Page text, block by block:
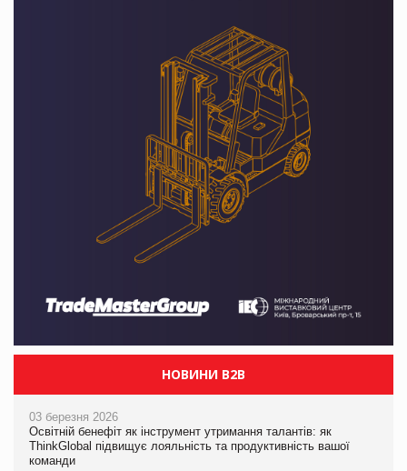
НОВИНИ B2B
03 березня 2026
Освітній бенефіт як інструмент утримання талантів: як
ThinkGlobal підвищує лояльність та продуктивність вашої
команди